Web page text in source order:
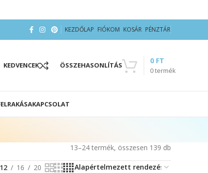
KEZDŐLAP FIÓKOM KOSÁR PÉNZTÁR
KEDVENCEK ÖSSZEHASONLÍTÁS
0termék
0 FT
KAPCSOLAT
13–24 termék, összesen 139 db
12 16 20